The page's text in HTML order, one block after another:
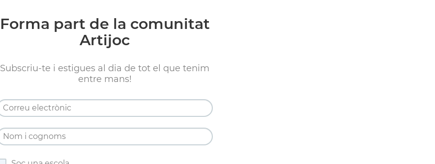
Forma part de la comunitat
Artijoc
Subscriu-te i estigues al dia de tot el que tenim
entre mans!